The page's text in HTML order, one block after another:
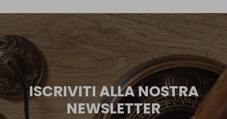
ISCRIVITI ALLA NOSTRA
NEWSLETTER